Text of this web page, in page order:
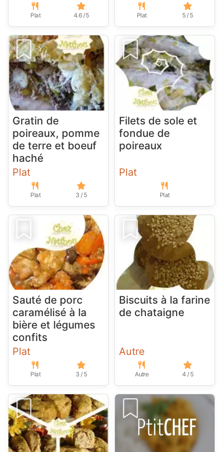
Plat 4.6 / 5 Plat 5 / 5
Gratin de
poireaux, pomme
de terre et boeuf
haché
Plat
Plat 3 / 5
Filets de sole et
fondue de
poireaux
Plat
Plat
Sauté de porc
caramélisé à la
bière et légumes
confits
Plat
Plat 3 / 5
Biscuits à la farine
de chataigne
Autre
Autre 4 / 5